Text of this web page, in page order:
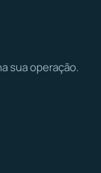
sua operação.